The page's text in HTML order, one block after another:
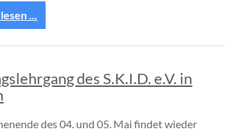
...
des S.K.I.D. e.V. in
des 04. und 05. Mai findet wieder